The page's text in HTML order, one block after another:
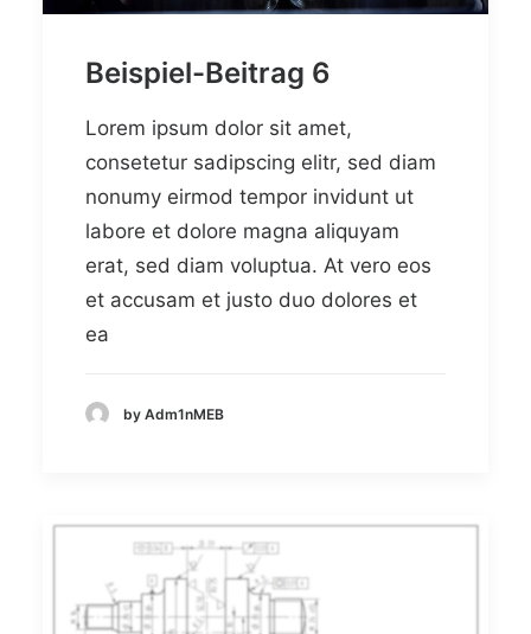
Beispiel-Beitrag 6
Lorem ipsum dolor sit amet,
consetetur sadipscing elitr, sed diam
nonumy eirmod tempor invidunt ut
labore et dolore magna aliquyam
erat, sed diam voluptua. At vero eos
et accusam et justo duo dolores et
ea
by Adm1nMEB